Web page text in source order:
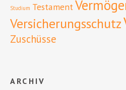
Studium Testament
Versicherungsschutz
Zuschüsse
ARCHIV